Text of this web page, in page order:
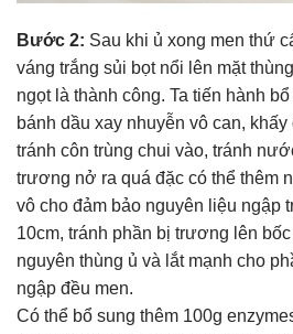
Bước 2: Sau khi ủ xong men thứ
váng trắng sủi bọt nổi lên mặt
ngọt là thành công. Ta tiến hành
bánh dầu xay nhuyễn vô can,
tránh côn trùng chui vào, tránh
trương nở ra quá đặc có thể thêm
vô cho đảm bảo nguyên liệu ngập
10cm, tránh phần bị trương lên
nguyên thùng ủ và lắt mạnh cho
ngập đều men.
Có thể bổ sung thêm 100g